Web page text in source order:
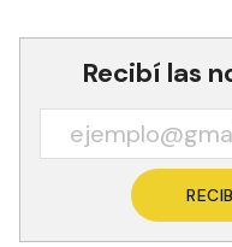
Recibí las